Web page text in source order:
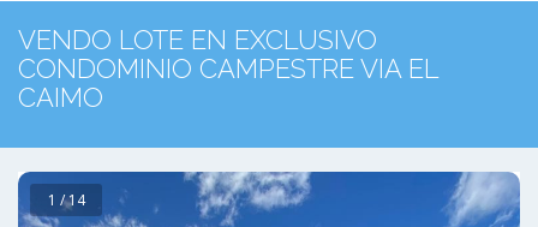
VENDO LOTE EN EXCLUSIVO
CONDOMINIO CAMPESTRE VIA EL
CAIMO
1 / 14